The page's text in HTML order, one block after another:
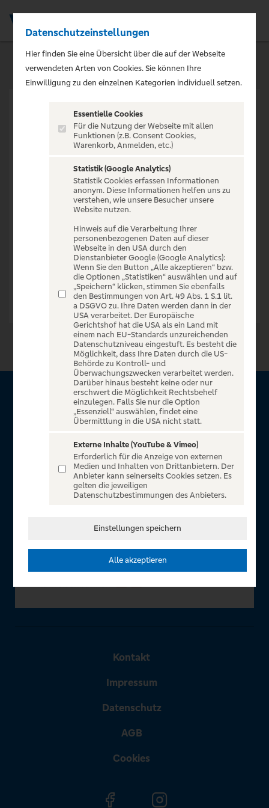
VERANSTALTUNG NICHT
GEFUNDEN
Zur Startseite
Über VR Entertain
für alle Kunden der Volksbanken Raiffeisenbanken. Auf
unserem einzigartigen Portal finden Sie Tickets für
atemberaubende Konzerte, Musicals und Shows, die
Fußball-Bundesliga sowie die Champions League und die
In Zusammenarbeit mit
Kontakt
Impressum
Datenschutz
AGB
Cookies
Datenschutzeinstellungen
Hier finden Sie eine Übersicht über die auf der Webseite
verwendeten Arten von Cookies. Sie können Ihre
Einwilligung zu den einzelnen Kategorien individuell setzen.
Essentielle Cookies
Für die Nutzung der Webseite mit allen
Funktionen (z.B. Consent Cookies,
Warenkorb, Anmelden, etc.)
Statistik (Google Analytics)
Statistik Cookies erfassen Informationen
anonym. Diese Informationen helfen uns zu
verstehen, wie unsere Besucher unsere
Website nutzen.
Hinweis auf die Verarbeitung Ihrer
personenbezogenen Daten auf dieser
Webseite in den USA durch den
Dienstanbieter Google (Google Analytics):
Wenn Sie den Button „Alle akzeptieren“ bzw.
die Optionen „Statistiken“ auswählen und auf
„Speichern“ klicken, stimmen Sie ebenfalls
den Bestimmungen von Art. 49 Abs. 1 S.1 lit.
a DSGVO zu. Ihre Daten werden dann in der
USA verarbeitet. Der Europäische
Gerichtshof hat die USA als ein Land mit
einem nach EU-Standards unzureichenden
Datenschutzniveau eingestuft. Es besteht die
Möglichkeit, dass Ihre Daten durch die US-
Behörde zu Kontroll- und
Überwachungszwecken verarbeitet werden.
Darüber hinaus besteht keine oder nur
erschwert die Möglichkeit Rechtsbehelf
einzulegen. Falls Sie nur die Option
„Essenziell“ auswählen, findet eine
Übermittlung in die USA nicht statt.
Externe Inhalte (YouTube & Vimeo)
Erforderlich für die Anzeige von externen
Medien und Inhalten von Drittanbietern. Der
Anbieter kann seinerseits Cookies setzen. Es
gelten die jeweiligen
Datenschutzbestimmungen des Anbieters.
Einstellungen speichern
Alle akzeptieren